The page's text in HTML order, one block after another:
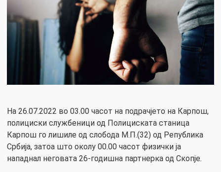
На 26.07.2022 во 03.00 часот на подрачјето на Карпош,
полициски службеници од Полициската станица
Карпош го лишиле од слобода М.П.(32) од Република
Србија, затоа што околу 00.00 часот физички ја
нападнал неговата 26-годишна партнерка од Скопје.